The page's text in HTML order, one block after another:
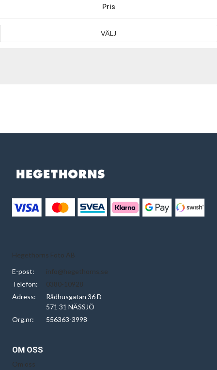
Pris
VÄLJ
Hegethorns Foto AB
E-post:
info@hegethorns.se
Telefon:
0380-10928
Adress:
Rådhusgatan 36 D
571 31 NÄSSJÖ
Org.nr:
556363-3998
OM OSS
Om oss